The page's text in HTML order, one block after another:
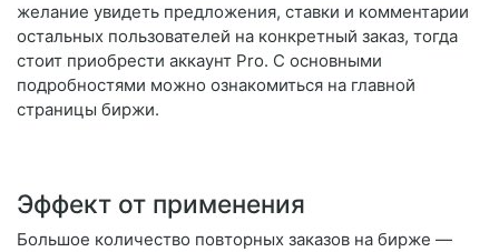
желание увидеть предложения, ставки и комментарии
остальных пользователей на конкретный заказ, тогда
стоит приобрести аккаунт Pro. С основными
подробностями можно ознакомиться на главной
страницы биржи.
Эффект от применения
Большое количество повторных заказов на бирже —